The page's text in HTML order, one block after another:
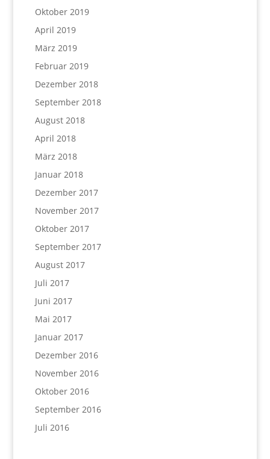
Oktober 2019
April 2019
März 2019
Februar 2019
Dezember 2018
September 2018
August 2018
April 2018
März 2018
Januar 2018
Dezember 2017
November 2017
Oktober 2017
September 2017
August 2017
Juli 2017
Juni 2017
Mai 2017
Januar 2017
Dezember 2016
November 2016
Oktober 2016
September 2016
Juli 2016